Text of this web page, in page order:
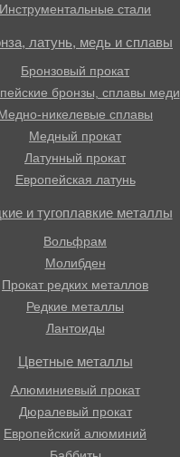
Инструментальные стали
латунь, медь и сплавы
Бронзовый прокат
бронзы, сплавы меди
никелевые сплавы
Медный прокат
Латунный прокат
Европейская латунь
и тугоплавкие металлы
Вольфрам
Молибден
Прокат редких металлов
Редкие металлы
Лантоиды
Цветные металлы
Алюминиевый прокат
Дюралевый прокат
Европейский алюминий